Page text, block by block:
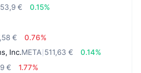
53,9 €
0.15%
€
0.76%
Inc.META 511,63 €
0.14%
€
1.77%